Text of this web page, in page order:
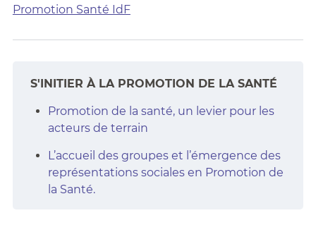
Promotion Santé IdF
S'INITIER À LA PROMOTION DE LA SANTÉ
Promotion de la santé, un levier pour les
acteurs de terrain
L’accueil des groupes et l’émergence des
représentations sociales en Promotion de
la Santé.